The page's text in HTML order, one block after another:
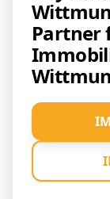
Partner